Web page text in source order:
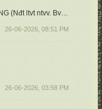
(Nđt ltvt ntvv. Bvđâ)
Âu vờn...
26-06-2026, 08:51 PM
26-06-2026, 03:58 PM